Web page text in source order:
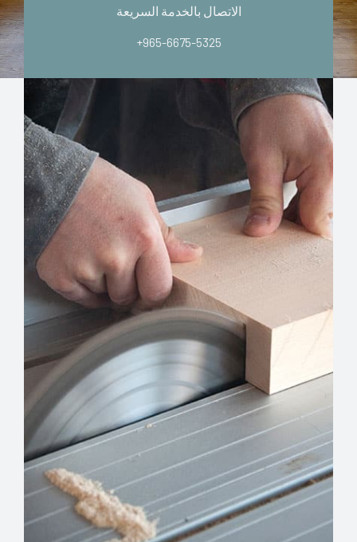
الاتصال بالخدمة السريعة
+965-6675-5325